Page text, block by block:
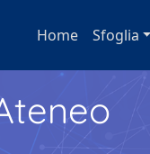
Home Sfoglia